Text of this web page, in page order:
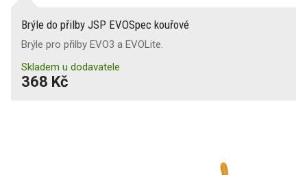
Brýle do přilby JSP EVOSpec kouřové
Brýle pro přilby EVO3 a EVOLite.
Skladem u dodavatele
368 Kč